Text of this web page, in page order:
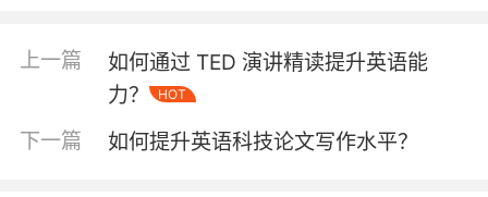
活用 语法学习不应局限于书本和理论，而应融入
实际的语言环境中。VIPKID通过模拟真实生活场
景，如购物、旅行、餐厅对话等，让学生在情境
中运用语法，体验语言的实际应用价值。这种“学
以致用”的方式，能够激发学生的学习动力，使语
上一篇
如何通过 TED 演讲精读提升英语能
力？
HOT
下一篇 如何提升英语科技论文写作水平？